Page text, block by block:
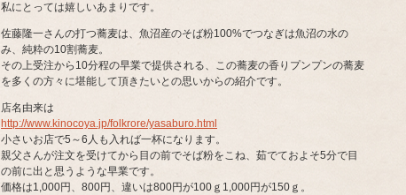
私にとっては嬉しいあまりです。
佐藤隆一さんの打つ蕎麦は、魚沼産のそば粉100%でつなぎは魚沼の水の
み、純粋の10割蕎麦。
その上受注から10分程の早業で提供される、この蕎麦の香りプンプンの蕎麦
を多くの方々に堪能して頂きたいとの思いからの紹介です。
店名由来は
http://www.kinocoya.jp/folkrore/yasaburo.html
小さいお店で5～6人も入れば一杯になります。
親父さんが注文を受けてから目の前でそば粉をこね、茹でておよそ5分で目
の前に出と思うような早業です。
価格は1,000円、800円、違いは800円が100ｇ1,000円が150ｇ。